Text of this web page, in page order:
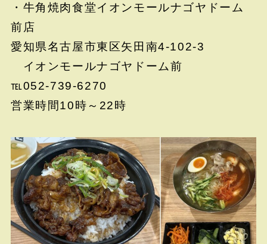
・牛角焼肉食堂イオンモールナゴヤドーム
前店
愛知県名古屋市東区矢田南4-102-3
イオンモールナゴヤドーム前
℡052-739-6270
営業時間10時～22時